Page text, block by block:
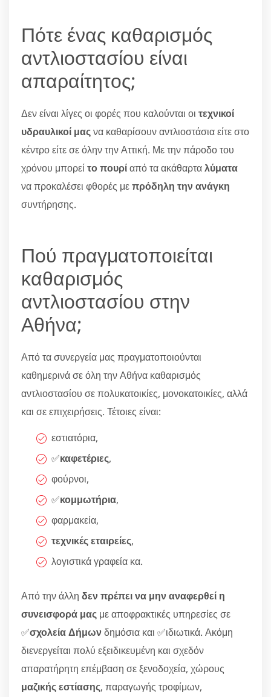
Πότε ένας καθαρισμός
αντλιοστασίου είναι
απαραίτητος;
Δεν είναι λίγες οι φορές που καλούνται οι τεχνικοί
υδραυλικοί μαςνα καθαρίσουν αντλιοστάσια είτε στο
κέντρο είτε σε όλην την Αττική. Με την πάροδο του
χρόνου μπορείτο πουρίαπό τα ακάθαρταλύματα
να προκαλέσει φθορές μεπρόδηλη την ανάγκη
συντήρησης.
Πού πραγματοποιείται
καθαρισμός
αντλιοστασίου στην
Αθήνα;
Από τα συνεργεία μας πραγματοποιούνται
καθημερινά σε όλη την Αθήνα καθαρισμός
αντλιοστασίου σε πολυκατοικίες, μονοκατοικίες, αλλά
και σε επιχειρήσεις. Τέτοιες είναι:
εστιατόρια,
✅καφετέριες,
φούρνοι,
✅κομμωτήρια,
φαρμακεία,
τεχνικές εταιρείες,
λογιστικά γραφεία κα.
Από την άλλη δεν πρέπει να μην αναφερθεί η
συνεισφορά μας με αποφρακτικές υπηρεσίες σε
✅σχολεία Δήμωνδημόσια και ✅ιδιωτικά. Ακόμη
διενεργείται πολύ εξειδικευμένη και σχεδόν
απαρατήρητη επέμβαση σε ξενοδοχεία, χώρους
μαζικής εστίασης, παραγωγής τροφίμων,